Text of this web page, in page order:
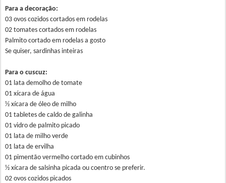
Para a decoração:
03 ovos cozidos cortados em rodelas
02 tomates cortados em rodelas
Palmito cortado em rodelas a gosto
Se quiser, sardinhas inteiras
Para o cuscuz:
01 lata demolho de tomate
01 xícara de água
½ xícara de óleo de milho
01 tabletes de caldo de galinha
01 vidro de palmito picado
01 lata de milho verde
01 lata de ervilha
01 pimentão vermelho cortado em cubinhos
½ xícara de salsinha picada ou coentro se preferir.
02 ovos cozidos picados